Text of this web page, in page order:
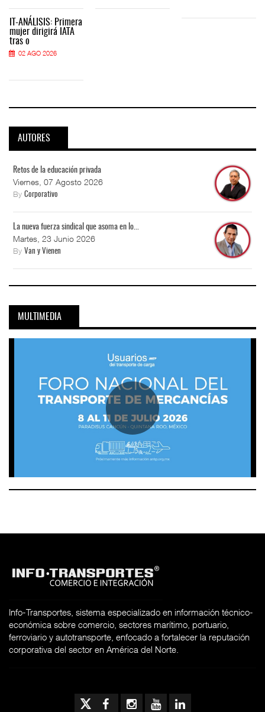
IT-ANÁLISIS: Primera
mujer dirigirá IATA
tras o
02 AGO 2026
AUTORES
Retos de la educación privada
Viernes, 07 Agosto 2026
By Corporativo
La nueva fuerza sindical que asoma en lo...
Martes, 23 Junio 2026
By Van y Vienen
MULTIMEDIA
Info-Transportes, sistema especializado en información técnico-
económica sobre comercio, sectores marítimo, portuario,
ferroviario y autotransporte, enfocado a fortalecer la reputación
corporativa del sector en América del Norte.